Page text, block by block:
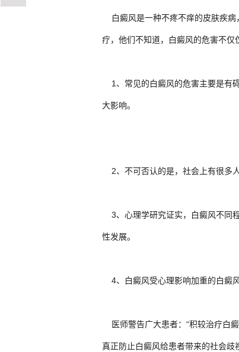
白癜风是一种不疼不痒的皮肤疾病
疗，他们不知道，白癜风的危害不
1、常见的白癜风的危害主要是有
大影响。
2、不可否认的是，社会上有很多
3、心理学研究证实，白癜风不同
性发展。
4、白癜风受心理影响加重的白癜
医师警告广大患者：“积较治疗白
真正防止白癜风给患者带来的社会